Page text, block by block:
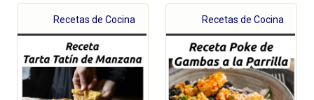
Recetas de Cocina Recetas de Cocina